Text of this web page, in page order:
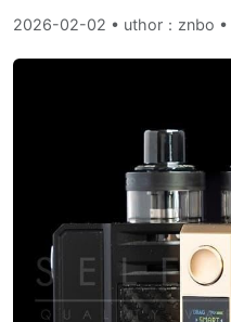
2026-02-02 • uthor：znbo •